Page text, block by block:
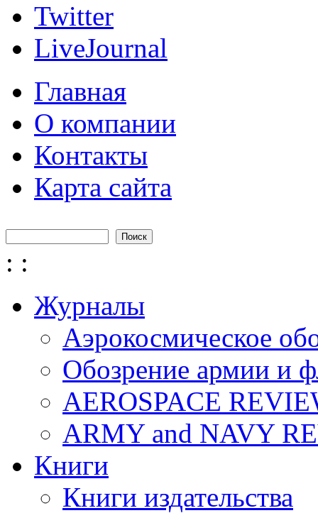
Twitter
LiveJournal
Главная
О компании
Контакты
Карта сайта
Форма поиска
: :
Журналы
Аэрокосмическое
Обозрение армии и
AEROSPACE
ARMY and NAVY
Книги
Книги издательства